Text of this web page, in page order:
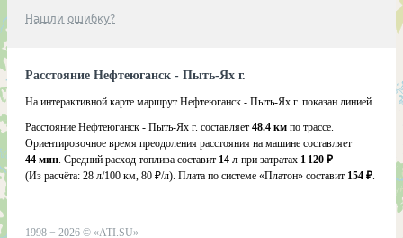
Нашли ошибку?
Расстояние Нефтеюганск - Пыть-Ях г.
На интерактивной карте маршрут Нефтеюганск - Пыть-Ях г. показан линией.
Расстояние Нефтеюганск - Пыть-Ях г. составляет 48.4 км по трассе.
Ориентировочное время преодоления расстояния на машине составляет
44 мин. Средний расход топлива составит 14 л при затратах 1 120 ₽
(Из расчёта: 28 л/100 км, 80 ₽/л). Плата по системе «Платон» составит 154 ₽.
1998 − 2026 © «ATI.SU»